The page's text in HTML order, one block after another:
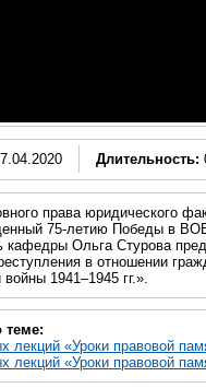
Длительность:
права юридического
75-летию Победы в
кафедры Ольга Стурова
в отношении
1941–1945 гг.».
теме:
лекций «Уроки правовой
лекций «Уроки правовой